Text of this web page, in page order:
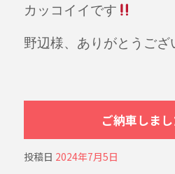
カッコイイです
野辺様、ありがとうござ
ご納車しま
投稿日 2024年7月5日